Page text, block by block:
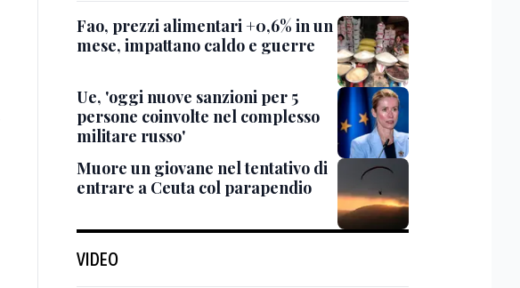
Fao, prezzi alimentari +0,6% in un
mese, impattano caldo e guerre
Ue, 'oggi nuove sanzioni per 5
persone coinvolte nel complesso
militare russo'
Muore un giovane nel tentativo di
entrare a Ceuta col parapendio
VIDEO